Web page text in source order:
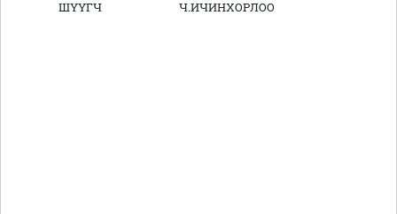
ШҮҮГЧ Ч.ИЧИНХОРЛОО